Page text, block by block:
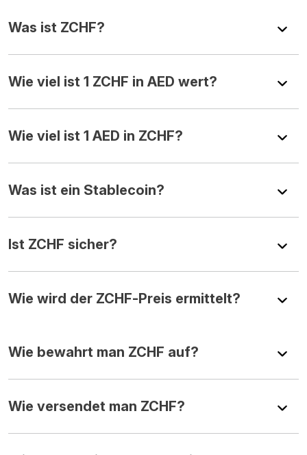
Was ist ZCHF?
Wie viel ist 1 ZCHF in AED wert?
Wie viel ist 1 AED in ZCHF?
Was ist ein Stablecoin?
Ist ZCHF sicher?
Wie wird der ZCHF-Preis ermittelt?
Wie bewahrt man ZCHF auf?
Wie versendet man ZCHF?